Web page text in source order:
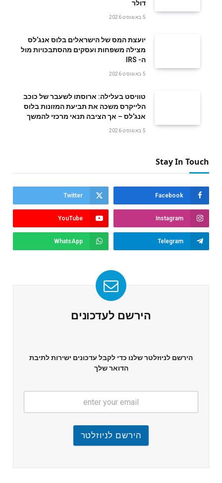
‬דולר
5 באוגוסט 2026
‬ה- IRS
5 באוגוסט 2026
טוויסט בעלילה: ארוסתו לשעבר של כוכב
הלייקרס משכה את תביעת המזונות בלוס
אנג'לס – אך הציבה תנאי מרכזי להמשך
5 באוגוסט 2026
Stay In Touch
Facebook
Twitter
Instagram
YouTube
Telegram
WhatsApp
הירשם לעדכונים
הירשם לניוזלטר שלנו כדי לקבל עדכונים ישירות לתיבת
הדואר שלך
הירשם לניוזלטר